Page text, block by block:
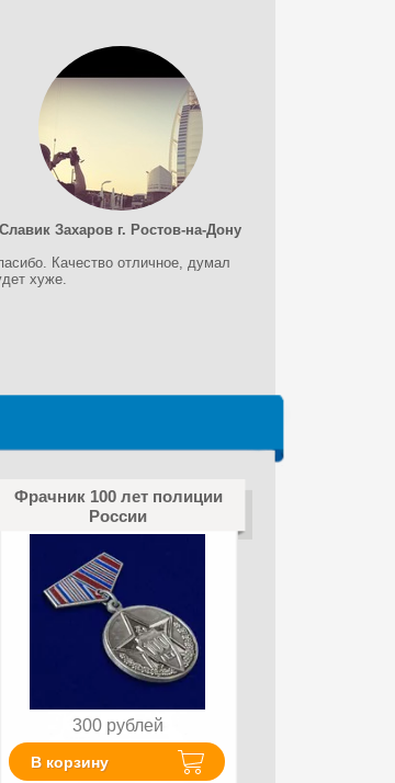
Славик Захаров г. Ростов-на-Дону
Качество отличное, думал
хуже.
Фрачник 100 лет полиции
России
300 рублей
В корзину